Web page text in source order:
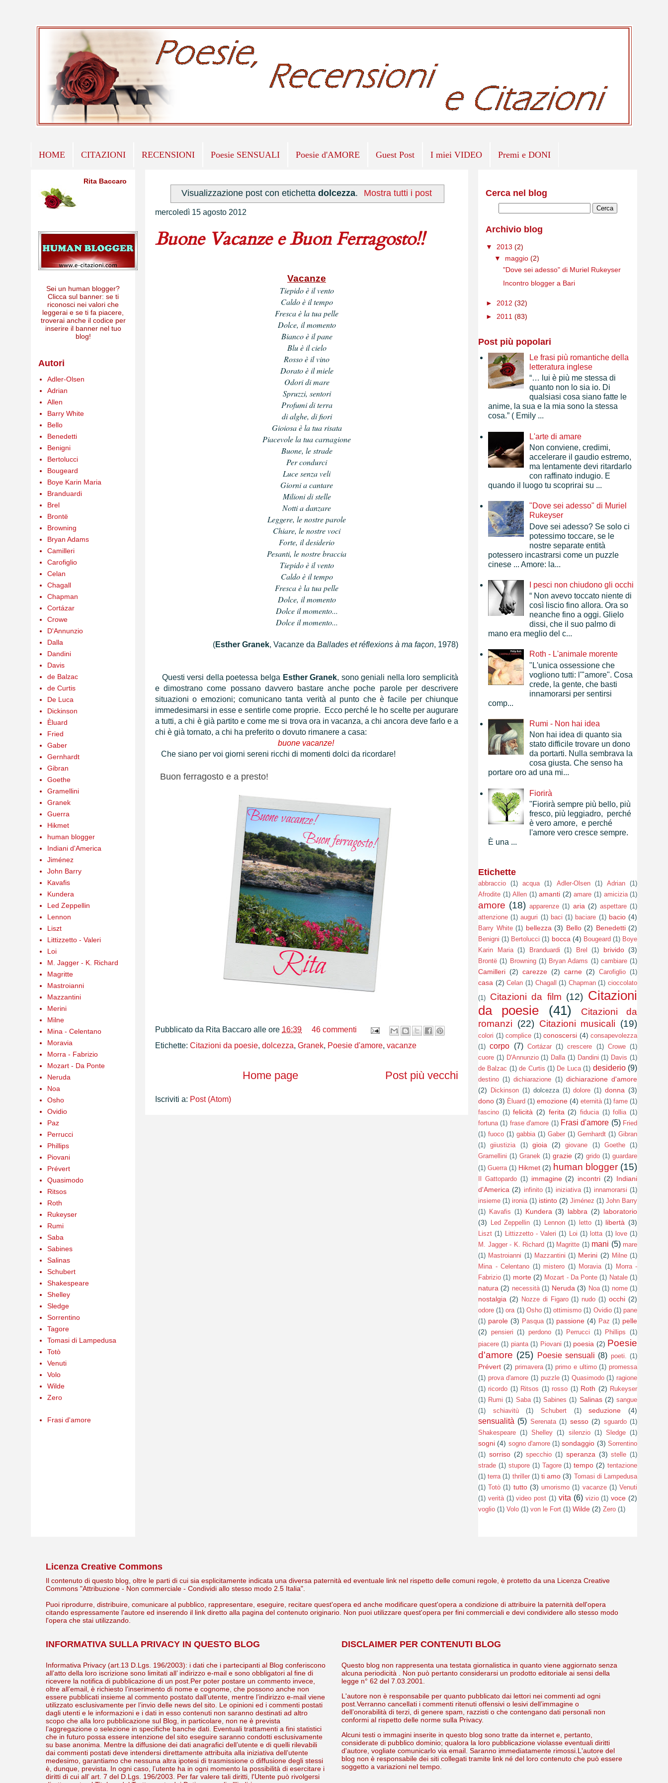
HOME CITAZIONI RECENSIONI Poesie SENSUALI Poesie d'AMORE Guest Post I miei VIDEO Premi e DONI
Visualizzazione post con etichetta dolcezza. Mostra tutti i post
mercoledì 15 agosto 2012
Buone Vacanze e Buon Ferragosto!!
Vacanze
Tiepido è il vento
Caldo è il tempo
Fresca è la tua pelle
Dolce, il momento
Bianco è il pane
Blu è il cielo
Rosso è il vino
Dorato è il miele
Odori di mare
Spruzzi, sentori
Profumi di terra
di alghe, di fiori
Gioiosa è la tua risata
Piacevole la tua carnagione
Buone, le strade
Per condurci
Luce senza veli
Giorni a cantare
Milioni di stelle
Notti a danzare
Leggere, le nostre parole
Chiare, le nostre voci
Forte, il desiderio
Pesanti, le nostre braccia
Tiepido è il vento
Caldo è il tempo
Fresca è la tua pelle
Dolce, il momento
Dolce il momento...
Dolce il momento...
(Esther Granek, Vacanze da Ballades et réflexions à ma façon, 1978)
Questi versi della poetessa belga Esther Granek, sono geniali nella loro semplicità
e dimostrano come possano davvero bastare anche poche parole per descrivere
situazioni o emozioni; comunicano tanta verità al punto che è facile per chiunque
immedesimarsi in esse e sentirle come proprie. Ecco perché le ho scelte per augurare
a tutti, a chi è già partito e come me si trova ora in vacanza, a chi ancora deve farlo e a
chi è già tornato, a chi ha preferito o dovuto rimanere a casa:
buone vacanze!
Che siano per voi giorni sereni ricchi di momenti dolci da ricordare!
Buon ferragosto e a presto!
Pubblicato da Rita Baccaro alle ore 16:39
46 commenti
Etichette: Citazioni da poesie, dolcezza, Granek, Poesie d'amore, vacanze
Post più vecchi
Home page
Iscriviti a: Post (Atom)
Rita Baccaro
Sei un human blogger?
Clicca sul banner: se ti
riconosci nei valori che
leggerai e se ti fa piacere,
troverai anche il codice per
inserire il banner nel tuo
blog!
Autori
Adler-Olsen
Adrian
Allen
Barry White
Bello
Benedetti
Benigni
Bertolucci
Bougeard
Boye Karin Maria
Branduardi
Brel
Brontë
Browning
Bryan Adams
Camilleri
Carofiglio
Celan
Chagall
Chapman
Cortázar
Crowe
D'Annunzio
Dalla
Dandini
Davis
de Balzac
de Curtis
De Luca
Dickinson
Èluard
Fried
Gaber
Gernhardt
Gibran
Goethe
Gramellini
Granek
Guerra
Hikmet
human blogger
Indiani d'America
Jiménez
John Barry
Kavafis
Kundera
Led Zeppellin
Lennon
Liszt
Littizzetto - Valeri
Loi
M. Jagger - K. Richard
Magritte
Mastroianni
Mazzantini
Merini
Milne
Mina - Celentano
Moravia
Morra - Fabrizio
Mozart - Da Ponte
Neruda
Noa
Osho
Ovidio
Paz
Perrucci
Phillips
Piovani
Prévert
Quasimodo
Ritsos
Roth
Rukeyser
Rumi
Saba
Sabines
Salinas
Schubert
Shakespeare
Shelley
Sledge
Sorrentino
Tagore
Tomasi di Lampedusa
Totò
Venuti
Volo
Wilde
Zero
Frasi d'amore
Cerca nel blog
Archivio blog
▼ 2013 (2)
▼ maggio (2)
"Dove sei adesso" di Muriel Rukeyser
Incontro blogger a Bari
► 2012 (32)
► 2011 (83)
Post più popolari
Le frasi più romantiche della
letteratura inglese
“… lui è più me stessa di
quanto non lo sia io. Di
qualsiasi cosa siano fatte le
anime, la sua e la mia sono la stessa
cosa.” ( Emily ...
L'arte di amare
Non conviene, credimi,
accelerare il gaudio estremo,
ma lentamente devi ritardarlo
con raffinato indugio. E
quando il luogo tu scoprirai su ...
"Dove sei adesso" di Muriel
Rukeyser
Dove sei adesso? Se solo ci
potessimo toccare, se le
nostre separate entità
potessero incastrarsi come un puzzle
cinese ... Amore: la...
I pesci non chiudono gli occhi
“ Non avevo toccato niente di
così liscio fino allora. Ora so
neanche fino a oggi. Glielo
dissi, che il suo palmo di
mano era meglio del c...
Roth - L'animale morente
"L'unica ossessione che
vogliono tutti: l'"amore". Cosa
crede, la gente, che basti
innamorarsi per sentirsi
comp...
Rumi - Non hai idea
Non hai idea di quanto sia
stato difficile trovare un dono
da portarti. Nulla sembrava la
cosa giusta. Che senso ha
portare oro ad una mi...
Fiorirà
"Fiorirà sempre più bello, più
fresco, più leggiadro, perché
è vero amore, e perché
l'amore vero cresce sempre.
È una ...
Etichette
abbraccio (1) acqua (1) Adler-Olsen (1) Adrian
(1)
Afrodite (1) Allen (1) amanti (2) amare (1) amicizia (1)
amore (18) apparenze (1) aria (2) aspettare (1)
attenzione (1) auguri (1) baci (1) baciare (1) bacio (4)
Barry White (1) bellezza (3) Bello (2) Benedetti (2)
Benigni (1) Bertolucci (1) bocca (4) Bougeard (1) Boye
Karin Maria (1) Branduardi (1) Brel (1) brivido (3)
Brontë (1) Browning (1) Bryan Adams (1) cambiare (1)
Camilleri (2) carezze (2) carne (2) Carofiglio (1)
casa (2) Celan (1) Chagall (1) Chapman (1) cioccolato
(1)
Citazioni da film (12) Citazioni
da poesie
(41)
Citazioni da
romanzi (22) Citazioni musicali (19)
colori (1) complice (1) conoscersi (4) consapevolezza
(1) corpo (7) Cortázar (1) crescere (1) Crowe (1)
cuore (1) D'Annunzio (1) Dalla (1) Dandini (1) Davis (1)
de Balzac (1) de Curtis (1) De Luca (1) desiderio (9)
destino (1) dichiarazione (1) dichiarazione d'amore
(2)
Dickinson (1) dolcezza (1) dolore (1) donna (3)
dono (3) Èluard (1) emozione (4) eternità (1) fame (1)
fascino (1) felicità (2) ferita (2) fiducia (1) follia (1)
fortuna (1) frase d'amore (1) Frasi d'amore (5) Fried
(1) fuoco (1) gabbia (1) Gaber (1) Gernhardt (1) Gibran
(1)
giiustizia (1) gioia (2) giovane (1) Goethe
(1)
Gramellini (1) Granek (1) grazie (2) grido (1) guardare
(1) Guerra (1) Hikmet (2) human blogger (15)
Il Gattopardo (1) immagine (2) incontri (2) Indiani
d'America (2) infinito (1) iniziativa (1) innamorarsi (1)
insieme (1) ironia (1) istinto (2) Jiménez (1) John Barry
(1) Kavafis (1) Kundera (3) labbra (2) laboratorio
(3)
Led Zeppellin (1) Lennon (1) letto (1) libertà (3)
Liszt (1) Littizzetto - Valeri (1) Loi (1) lotta (1) love (1)
M. Jagger - K. Richard (1) Magritte (1) mani (5) mare
(1) Mastroianni (1) Mazzantini (1) Merini (2) Milne (1)
Mina - Celentano (1) mistero (1) Moravia (1)
Morra -
Fabrizio (1) morte (2) Mozart - Da Ponte (1) Natale (1)
natura (2) necessità (1) Neruda (3) Noa (1) nome (1)
nostalgia (2) Nozze di Figaro (1) nudo (1) occhi (2)
odore (1) ora (1) Osho (1) ottimismo (1) Ovidio (1) pane
(1) parole (3) Pasqua (1) passione (4) Paz (1) pelle
(2) pensieri (1) perdono (1) Perrucci (1) Phillips (1)
piacere (1) pianta (1) Piovani (1) poesia (2) Poesie
d'amore (25) Poesie sensuali (8) poeti. (1)
Prévert (2) primavera (1) primo e ultimo (1) promessa
(1) prova d'amore (1) puzzle (1) Quasimodo (1) ragione
(1) ricordo (1) Ritsos (1) rosso (1) Roth (2) Rukeyser
(1) Rumi (1) Saba (1) Sabines (1) Salinas (2) sangue
(1)
schiavitù (1) Schubert (1) seduzione (4)
sensualità (5) Serenata (1) sesso (2) sguardo (1)
Shakespeare (1) Shelley (1) silenzio (1) Sledge (1)
sogni (4) sogno d'amore (1) sondaggio (3) Sorrentino
(1) sorriso (2) specchio (1) speranza (3) stelle (1)
strade (1) stupore (1) Tagore (1) tempo (2) tentazione
(1) terra (1) thriller (1) ti amo (3) Tomasi di Lampedusa
(1) Totò (1) tutto (3) umorismo (1) vacanze (1) Venuti
(1) verità (1) video post (1) vita (6) vizio (1) voce (2)
voglio (1) Volo (1) von le Fort (1) Wilde (2) Zero (1)
Licenza Creative Commons
Il contenuto di questo blog, oltre le parti di cui sia esplicitamente indicata una diversa paternità ed eventuale link nel rispetto delle comuni regole, è protetto da una Licenza Creative
Commons "Attribuzione - Non commerciale - Condividi allo stesso modo 2.5 Italia".
Puoi riprodurre, distribuire, comunicare al pubblico, rappresentare, eseguire, recitare quest'opera ed anche modificare quest'opera a condizione di attribuire la paternità dell'opera
citando espressamente l'autore ed inserendo il link diretto alla pagina del contenuto originario. Non puoi utilizzare quest'opera per fini commerciali e devi condividere allo stesso modo
l'opera che stai utilizzando.
INFORMATIVA SULLA PRIVACY IN QUESTO BLOG
Informativa Privacy (art.13 D.Lgs. 196/2003): i dati che i partecipanti al Blog conferiscono
all’atto della loro iscrizione sono limitati all’ indirizzo e-mail e sono obbligatori al fine di
ricevere la notifica di pubblicazione di un post.Per poter postare un commento invece,
oltre all’email, è richiesto l’inserimento di nome e cognome, che possono anche non
essere pubblicati insieme al commento postato dall’utente, mentre l’indirizzo e-mail viene
utilizzato esclusivamente per l’invio delle news del sito. Le opinioni ed i commenti postati
dagli utenti e le informazioni e i dati in esso contenuti non saranno destinati ad altro
scopo che alla loro pubblicazione sul Blog, in particolare, non ne è prevista
l’aggregazione o selezione in specifiche banche dati. Eventuali trattamenti a fini statistici
che in futuro possa essere intenzione del sito eseguire saranno condotti esclusivamente
su base anonima. Mentre la diffusione dei dati anagrafici dell’utente e di quelli rilevabili
dai commenti postati deve intendersi direttamente attribuita alla iniziativa dell’utente
medesimo, garantiamo che nessuna altra ipotesi di trasmissione o diffusione degli stessi
è, dunque, prevista. In ogni caso, l’utente ha in ogni momento la possibilità di esercitare i
diritti di cui all’ art. 7 del D.Lgs. 196/2003. Per far valere tali diritti, l'Utente può rivolgersi
DISCLAIMER PER CONTENUTI BLOG
Questo blog non rappresenta una testata giornalistica in quanto viene aggiornato senza
alcuna periodicità . Non può pertanto considerarsi un prodotto editoriale ai sensi della
legge n° 62 del 7.03.2001.
L'autore non è responsabile per quanto pubblicato dai lettori nei commenti ad ogni
post.Verranno cancellati i commenti ritenuti offensivi o lesivi dell’immagine o
dell’onorabilità di terzi, di genere spam, razzisti o che contengano dati personali non
conformi al rispetto delle norme sulla Privacy.
Alcuni testi o immagini inserite in questo blog sono tratte da internet e, pertanto,
considerate di pubblico dominio; qualora la loro pubblicazione violasse eventuali diritti
d'autore, vogliate comunicarlo via email. Saranno immediatamente rimossi.L'autore del
blog non è responsabile dei siti collegati tramite link né del loro contenuto che può essere
soggetto a variazioni nel tempo.